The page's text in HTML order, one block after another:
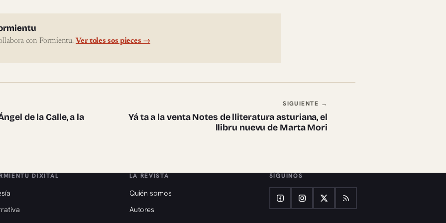
con Formientu.Ver toles sos pieces →
pieces
de la Calle, a la
SIGUIENTE →
Yá ta a la venta Notes de lliteratura asturiana, el
llibru nuevu de Marta Mori
DIXITAL LA REVISTA
Quién somos
Autores
SÍGUINOS